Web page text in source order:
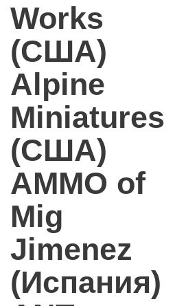
Works
(США)
Alpine
Miniatures
(США)
AMMO of
Mig
Jimenez
(Испания)